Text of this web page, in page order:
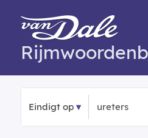
Eindigt op